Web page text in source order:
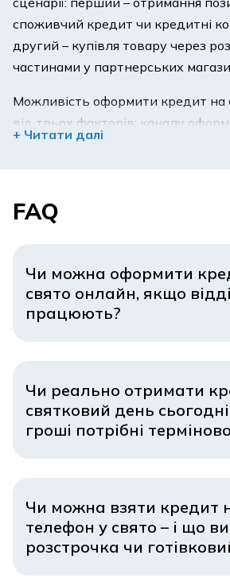
споживчий кредит чи кредитні
другий – купівля товару через
частинами у партнерських
Можливість оформити кредит на
від трьох факторів: каналу
або через відділення), типу
коштів або підтвердження
що робити, якщо дата платежу
неробочий день.
Такий запит майже завжди
можливістю оформити або
свято в останню годину». Це
швидкість та доступність
цікавить, чи можна подати
+ Читати далі
FAQ
Чи можна оформити
свято онлайн, якщо
працюють?
Чи реально отримати
святковий день
гроші потрібні
Чи можна взяти кредит
телефон у свято – і що
розстрочка чи